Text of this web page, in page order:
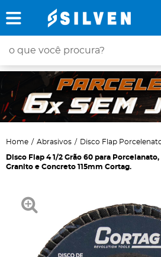
Home Abrasivos Disco Flap
Disco Flap 4 1/2 Grão 60 para
Granito e Concreto 115mm Cortag.